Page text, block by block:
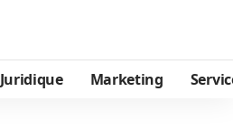
Juridique Marketing